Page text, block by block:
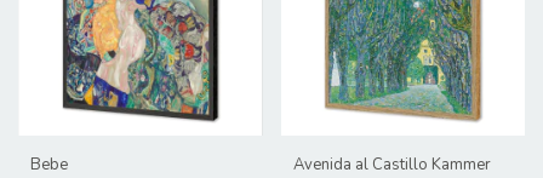
Bebe
Avenida al Castillo Kammer